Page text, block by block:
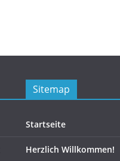
Sitemap
Startseite
Herzlich Willkommen!